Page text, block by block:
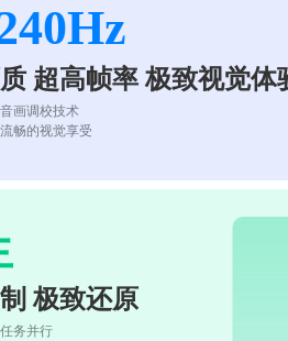
超高帧率 极致视觉体
画调校技术
畅的视觉享受
极致还原
务并行